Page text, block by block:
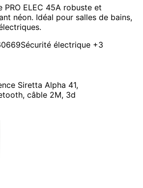
ELEC 45A robuste et
néon. Idéal pour salles de bains,
Sécurité électrique +3
Siretta Alpha 41,
câble 2M, 3d